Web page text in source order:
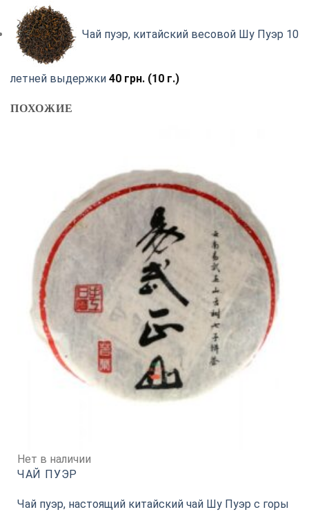
Чай пуэр, китайский весовой Шу Пуэр 10
летней выдержки 40 грн. (10 г.)
ПОХОЖИЕ
Нет в наличии
ЧАЙ ПУЭР
Чай пуэр, настоящий китайский чай Шу Пуэр с горы